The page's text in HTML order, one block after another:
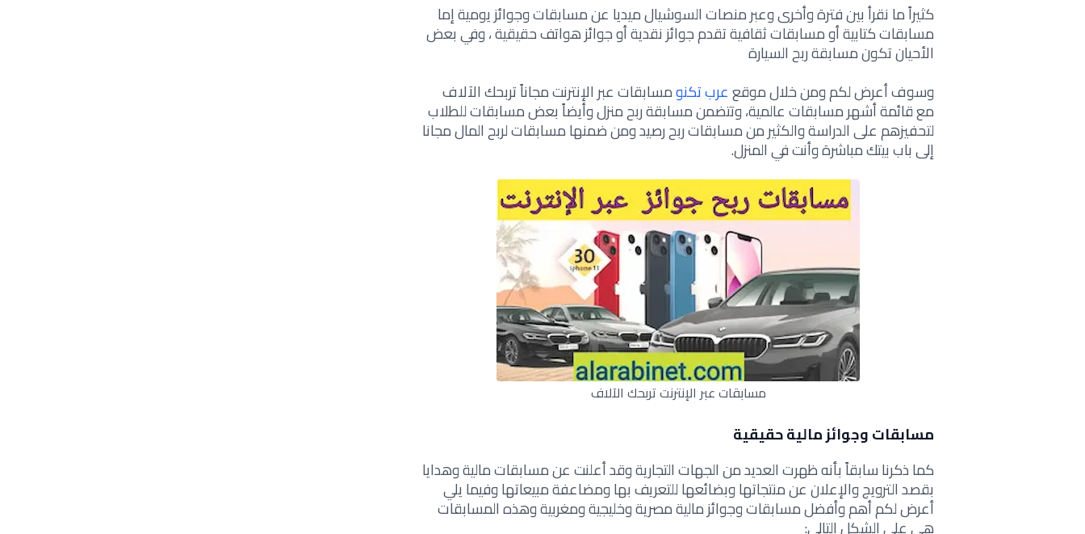
كثيراً ما نقرأ بين فترة وأخرى وعبر منصات السوشيال ميديا عن مسابقات وجوائز يومية إما
مسابقات كتابية أو مسابقات ثقافية تقدم جوائز نقدية أو جوائز هواتف حقيقية ، وفي بعض
الأحيان تكون مسابقة ربح السيارة
وسوف أعرض لكم ومن خلال موقععرب تكنومسابقات عبر الإنترنت مجاناً تربحك الآلاف
مع قائمة أشهر مسابقات عالمية، وتتضمن مسابقة ربح منزل وأيضاً بعض مسابقات للطلاب
لتحفيزهم على الدراسة والكثير من مسابقات ربح رصيد ومن ضمنها مسابقات لربح المال مجانا
إلى باب بيتك مباشرة وأنت في المنزل.
مسابقات عبر الإنترنت تربحك الآلاف
مسابقات وجوائز مالية حقيقية
كما ذكرنا سابقاً بأنه ظهرت العديد من الجهات التجارية وقد أعلنت عن مسابقات مالية وهدايا
بقصد الترويج والإعلان عن منتجاتها وبضائعها للتعريف بها ومضاعفة مبيعاتها وفيما يلي
أعرض لكم أهم وأفضل مسابقات وجوائز مالية مصرية وخليجية ومغربية وهذه المسابقات
هي على الشكل التالي: